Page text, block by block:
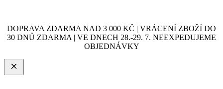
DOPRAVA ZDARMA NAD 3 000 KČ | VRÁCENÍ ZBOŽÍ DO
30 DNŮ ZDARMA | VE DNECH 28.-29. 7. NEEXPEDUJEME
OBJEDNÁVKY